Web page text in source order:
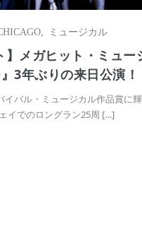
ミュージカル
】メガヒット・ミュー
3年ぶりの来日公演！
バル・ミュージカル作品賞に輝
イでのロングラン25周 […]